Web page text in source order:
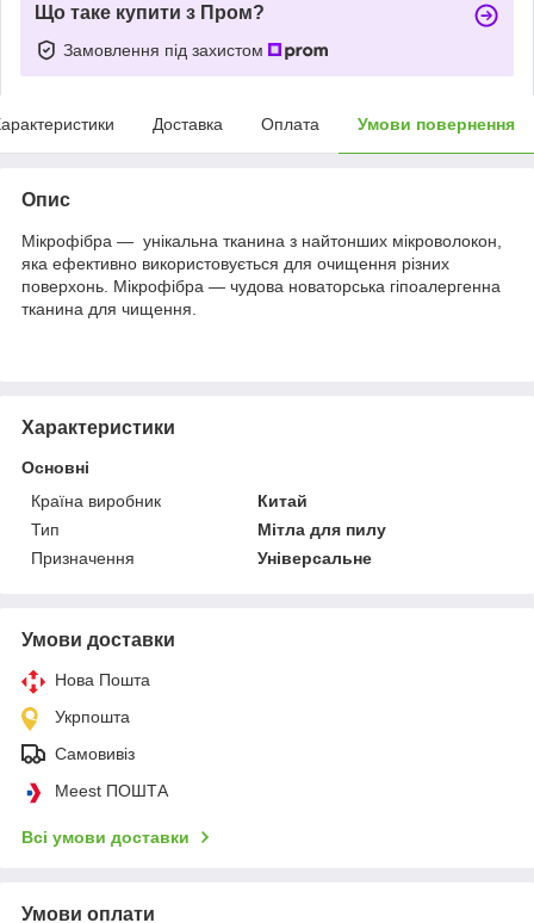
Що таке купити з Пром?
Замовлення під захистом
Доставка Оплата Умови повернення
Опис
Мікрофібра — унікальна тканина з найтонших мікроволокон,
яка ефективно використовується для очищення різних
поверхонь. Мікрофібра — чудова новаторська гіпоалергенна
тканина для чищення.
Характеристики
Основні
Країна виробник
Китай
Тип
Мітла для пилу
Призначення
Універсальне
Умови доставки
Нова Пошта
Укрпошта
Самовивіз
Meest ПОШТА
Всі умови доставки
Умови оплати